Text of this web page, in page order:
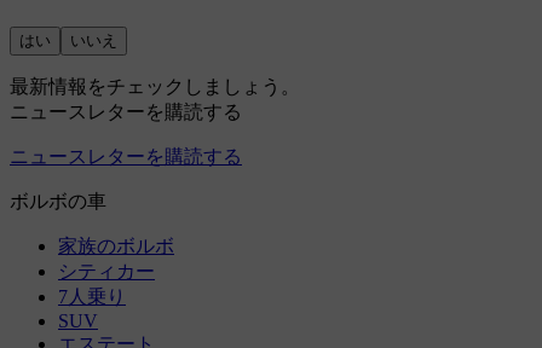
はい いいえ